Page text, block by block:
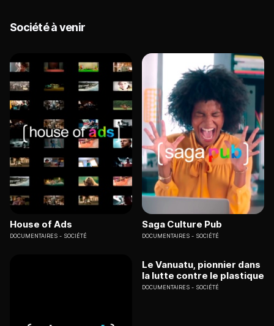
Société à venir
House of Ads
DOCUMENTAIRES SOCIÉTÉ
Saga Culture Pub
DOCUMENTAIRES SOCIÉTÉ
Le Vanuatu, pionnier dans
la lutte contre le plastique
DOCUMENTAIRES SOCIÉTÉ